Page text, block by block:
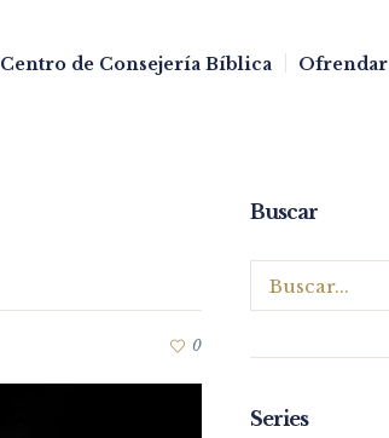
Centro de Consejería Bíblica Ofrendar
0
Buscar
Series